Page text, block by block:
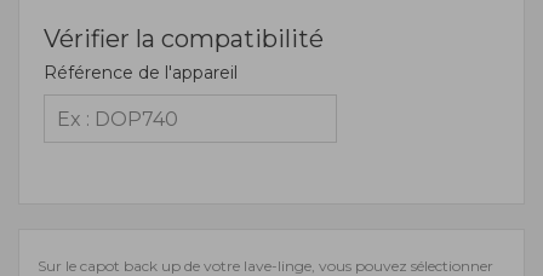
Vérifier la compatibilité
Référence de l'appareil
Sur le capot back up de votre lave-linge, vous pouvez sélectionner